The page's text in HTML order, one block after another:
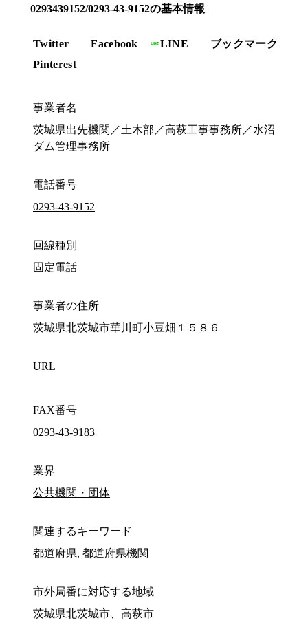
0293439152/0293-43-9152の基本情報
Twitter Facebook LINE
ブックマーク
Pinterest
事業者名
茨城県出先機関／土木部／高萩工事事務所／水沼
ダム管理事務所
電話番号
0293-43-9152
回線種別
固定電話
事業者の住所
茨城県北茨城市華川町小豆畑１５８６
URL
FAX番号
0293-43-9183
業界
公共機関・団体
関連するキーワード
都道府県, 都道府県機関
市外局番に対応する地域
茨城県北茨城市、高萩市